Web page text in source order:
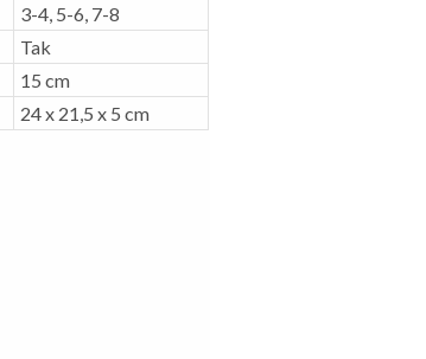
3-4, 5-6, 7-8
Tak
15 cm
24 x 21,5 x 5 cm